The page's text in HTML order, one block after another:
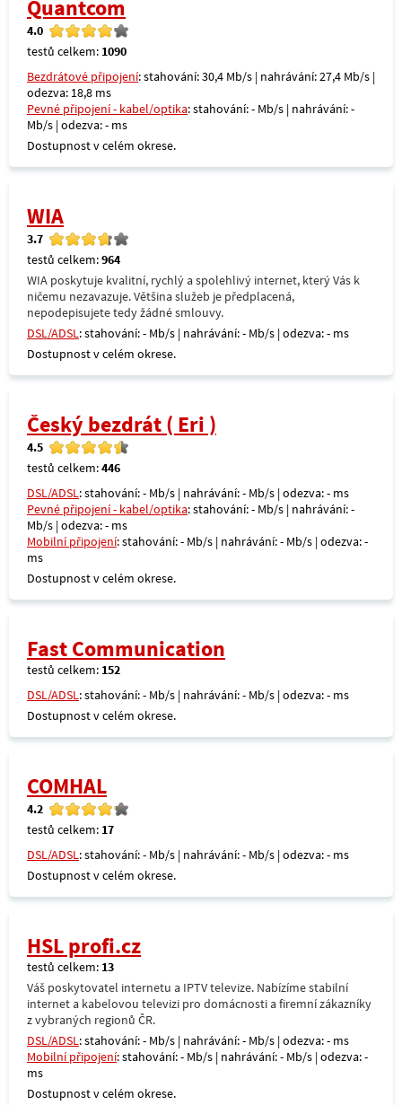
Quantcom
4.0
testů celkem: 1090
Bezdrátové připojení: stahování: 30,4 Mb/s | nahrávání: 27,4 Mb/s |
odezva: 18,8 ms
Pevné připojení - kabel/optika: stahování: - Mb/s | nahrávání: -
Mb/s | odezva: - ms
Dostupnost v celém okrese.
WIA
3.7
testů celkem:964
WIA poskytuje kvalitní, rychlý a spolehlivý internet, který Vás k
ničemu nezavazuje. Většina služeb je předplacená,
nepodepisujete tedy žádné smlouvy.
DSL/ADSL: stahování: - Mb/s | nahrávání: - Mb/s | odezva: - ms
Dostupnost v celém okrese.
Český bezdrát ( Eri )
4.5
testů celkem:446
DSL/ADSL: stahování: - Mb/s | nahrávání: - Mb/s | odezva: - ms
Pevné připojení - kabel/optika: stahování: - Mb/s | nahrávání: -
Mb/s | odezva: - ms
Mobilní připojení: stahování: - Mb/s | nahrávání: - Mb/s | odezva: -
ms
Dostupnost v celém okrese.
Fast Communication
testů celkem: 152
DSL/ADSL: stahování: - Mb/s | nahrávání: - Mb/s | odezva: - ms
Dostupnost v celém okrese.
COMHAL
4.2
testů celkem: 17
DSL/ADSL: stahování: - Mb/s | nahrávání: - Mb/s | odezva: - ms
Dostupnost v celém okrese.
HSL profi.cz
testů celkem: 13
Váš poskytovatel internetu a IPTV televize. Nabízíme stabilní
internet a kabelovou televizi pro domácnosti a firemní zákazníky
z vybraných regionů ČR.
DSL/ADSL: stahování: - Mb/s | nahrávání: - Mb/s | odezva: - ms
Mobilní připojení: stahování: - Mb/s | nahrávání: - Mb/s | odezva: -
ms
Dostupnost v celém okrese.